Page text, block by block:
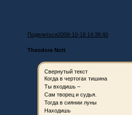
Поделиться2009-10-18 14:38:40
Theodore Nott
Свернутый текст
Когда в чертогах тишина
Ты входишь –
Сам творец и судья.
Тогда в сиянии луны
Находишь